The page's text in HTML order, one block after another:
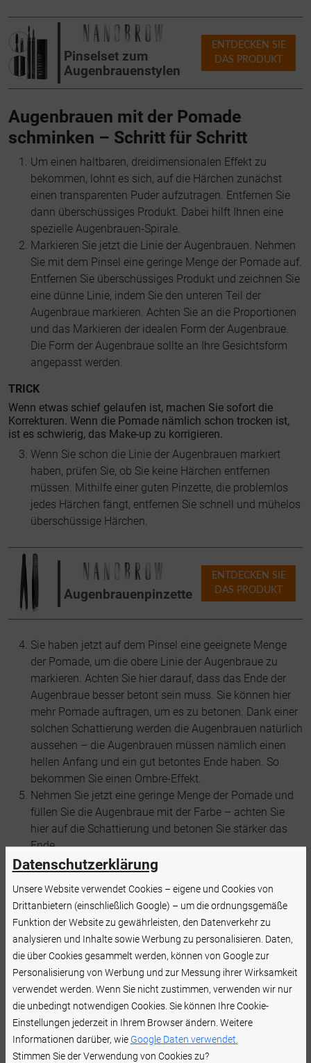
Pinselset zum
Augenbrauenstylen
ENTDECKEN SIE
DAS PRODUKT
Augenbrauen mit der Pomade
schminken – Schritt für Schritt
Um einen haltbaren, dreidimensionalen Effekt zu
bekommen, lohnt es sich, auf die Härchen zunächst
einen transparenten Puder aufzutragen. Entfernen Sie
dann überschüssiges Produkt. Dabei hilft Ihnen eine
spezielle Augenbrauen-Spirale.
Markieren Sie jetzt die Linie der Augenbrauen. Nehmen
Sie mit dem Pinsel eine geringe Menge der Pomade auf.
Entfernen Sie überschüssiges Produkt und zeichnen Sie
eine dünne Linie, indem Sie den unteren Teil der
Augenbraue markieren. Achten Sie an die Proportionen
und das Markieren der idealen Form der Augenbraue.
Die Form der Augenbraue sollte an Ihre Gesichtsform
angepasst werden.
TRICK
Wenn etwas schief gelaufen ist, machen Sie sofort die
Korrekturen. Wenn die Pomade nämlich schon trocken ist,
ist es schwierig, das Make-up zu korrigieren.
Wenn Sie schon die Linie der Augenbrauen markiert
haben, prüfen Sie, ob Sie keine Härchen entfernen
müssen. Mithilfe einer guten Pinzette, die problemlos
jedes Härchen fängt, entfernen Sie schnell und mühelos
überschüssige Härchen.
Augenbrauenpinzette
ENTDECKEN SIE
DAS PRODUKT
Sie haben jetzt auf dem Pinsel eine geeignete Menge
der Pomade, um die obere Linie der Augenbraue zu
markieren. Achten Sie hier darauf, dass das Ende der
Augenbraue besser betont sein muss. Sie können hier
mehr Pomade auftragen, um es zu betonen. Dank einer
solchen Schattierung werden die Augenbrauen natürlich
aussehen – die Augenbrauen müssen nämlich einen
hellen Anfang und ein gut betontes Ende haben. So
bekommen Sie einen Ombre-Effekt.
Nehmen Sie jetzt eine geringe Menge der Pomade und
füllen Sie die Augenbraue mit der Farbe – achten Sie
hier auf die Schattierung und betonen Sie stärker das
Ende.
Mithilfe einer sauberen Spirale sollten Sie
die obere Linie und den mittleren Teil der Augenbraue
konzentrieren. Das Ende der Augenbraue müssen Sie
nicht korrigieren.
Wenn Sie Lust haben, können Sie die Augenbrauen mit
einem farblosen Gel fixieren. Die Härchen werden dann
den gesamten Tag über perfekt aussehen, und Sie
können kontrollieren, wie Sie im Laufe des Tages
aussehen werden. Das Augenbrauen-Gel verleiht einen
dreidimensionalen Effekt und mehr Glanz, was bewirkt,
dass das Make-up schöner aussieht.
Datenschutzerklärung
Unsere Website verwendet Cookies – eigene und Cookies von
Drittanbietern (einschließlich Google) – um die ordnungsgemäße
Funktion der Website zu gewährleisten, den Datenverkehr zu
analysieren und Inhalte sowie Werbung zu personalisieren. Daten,
die über Cookies gesammelt werden, können von Google zur
Personalisierung von Werbung und zur Messung ihrer Wirksamkeit
verwendet werden. Wenn Sie nicht zustimmen, verwenden wir nur
die unbedingt notwendigen Cookies. Sie können Ihre Cookie-
Einstellungen jederzeit in Ihrem Browser ändern. Weitere
Informationen darüber, wie Google Daten verwendet.
Stimmen Sie der Verwendung von Cookies zu?